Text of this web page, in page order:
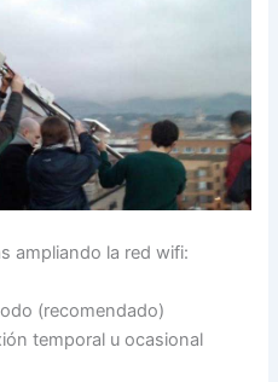
ampliando la red wifi:
(recomendado)
temporal u ocasional